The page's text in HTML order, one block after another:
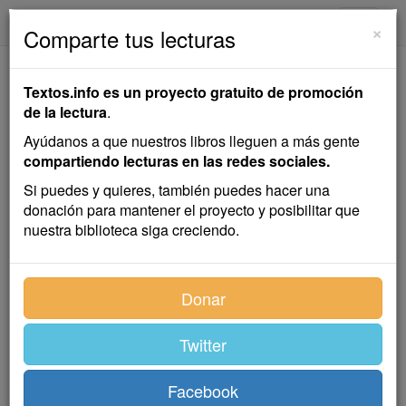
Un Grabado
Leopoldo Alas "Clarín"
Cuento
Asistía yo a la cátedra de aquel profesor de filosofía,
con un profundo interés que no me inspiraban las
lecciones de tantos y tantos ilustres maestros que en
la misma Universidad, Babilonia científica, exponían
con entusiasmo y fuego de convicción unos, de
soberbia, también convencida, otros, la multitud de
sistemas, la inmensa variedad de teorías modernas
que se disputan hoy el imperio del pensamiento. La
×
Comparte tus lecturas
Textos.info es un proyecto gratuito de promoción
de la lectura.
Ayúdanos a que nuestros libros lleguen a más gente
compartiendo lecturas en las redes sociales.
Si puedes y quieres, también puedes hacer una
donación para mantener el proyecto y posibilitar que
nuestra biblioteca siga creciendo.
Donar
Twitter
Facebook